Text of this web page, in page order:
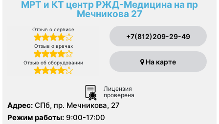
МРТ и КТ центр РЖД-Медицина на пр
Мечникова 27
Отзыв о сервисе
Отзыв о врачах
Отзыв об оборудовании
+7(812)209-29-49
На карте
Лицензия
проверена
Адрес: СПб, пр. Мечникова, 27
Режим работы: 9:00-17:00